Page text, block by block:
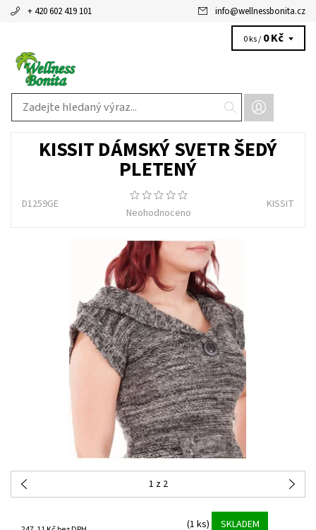
+ 420 602 419 101 info@wellnessbonita.cz
0 ks / 0 Kč
KISSIT DÁMSKÝ SVETR ŠEDÝ
PLETENÝ
D1259GE
Neohodnoceno
KISSIT
1 z 2
(1 ks) SKLADEM